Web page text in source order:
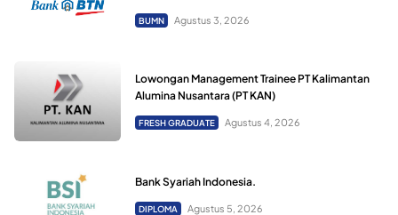
BUMN Agustus 3, 2026
Lowongan Management Trainee PT Kalimantan
Alumina Nusantara (PT KAN)
FRESH GRADUATE Agustus 4, 2026
Bank Syariah Indonesia.
DIPLOMA Agustus 5, 2026